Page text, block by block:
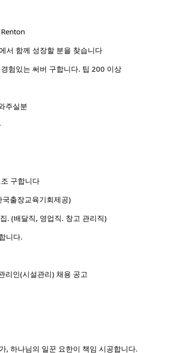
서 함께 성장할 분을 찾습니다
험있는 써버 구합니다. 팁 200 이상
주실분
구합니다
출장교육기회제공)
. (배달직, 영업직. 창고 관리직)
니다.
리인(시설관리) 채용 공고
, 하나님의 일꾼 요한이 책임 시공합니다.